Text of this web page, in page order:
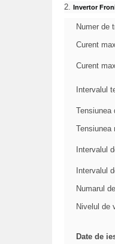
2. Invertor
Numer de
Curent
Curent
Intervalul
Tensiunea
Tensiunea
Intervalul
Intervalul
Numarul
Nivelul de
Date de